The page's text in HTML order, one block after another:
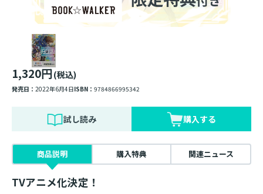
1,320円(税込)
発売日： 2022年6月4日ISBN： 9784866995342
試し読み 購入する
商品説明 購入特典 関連ニュース
TVアニメ化決定！